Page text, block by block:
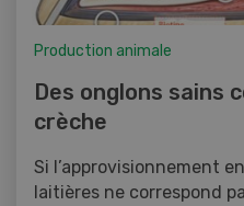
Production animale
Des onglons sains
crèche
Si l’approvisionnement
laitières ne correspond